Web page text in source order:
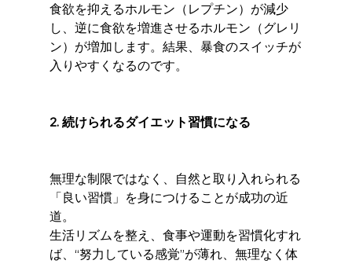
食欲を抑えるホルモン（レプチン）が減少
し、逆に食欲を増進させるホルモン（グレリ
ン）が増加します。結果、暴食のスイッチが
入りやすくなるのです。
2. 続けられるダイエット習慣になる
無理な制限ではなく、自然と取り入れられる
「良い習慣」を身につけることが成功の近
道。
生活リズムを整え、食事や運動を習慣化すれ
ば、“努力している感覚”が薄れ、無理なく体